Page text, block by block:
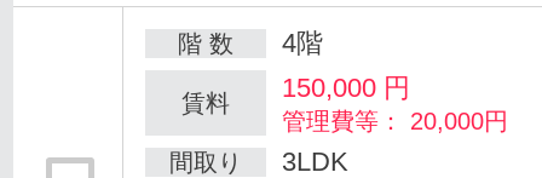
階 数 4階
賃料 150,000 円
管理費等： 20,000円
間取り
3LDK